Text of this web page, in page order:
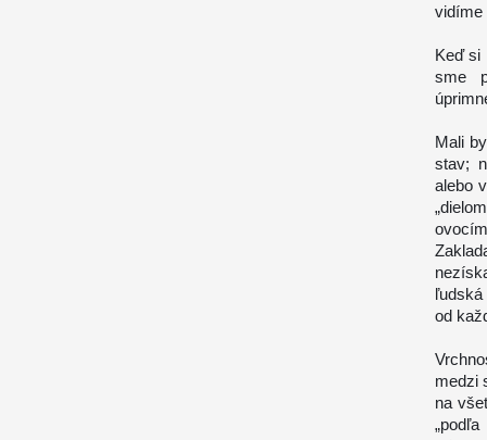
vidíme
Keď si
sme
Mali
stav;
alebo
od
medzi
na